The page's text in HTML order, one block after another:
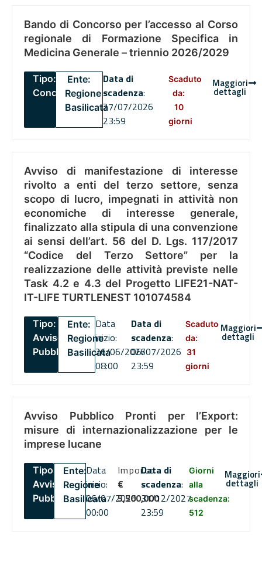
Bando di Concorso per l’accesso al Corso
regionale di Formazione Specifica in
Medicina Generale – triennio 2026/2029
Tipo:
Concorsi
Ente:
Regione
Basilicata
Data di
scadenza:
27/07/2026
23:59
Scaduto
da:
10
giorni
Maggiori
dettagli
Avviso di manifestazione di interesse
rivolto a enti del terzo settore, senza
scopo di lucro, impegnati in attività non
economiche di interesse generale,
finalizzato alla stipula di una convenzione
ai sensi dell’art. 56 del D. Lgs. 117/2017
“Codice del Terzo Settore” per la
realizzazione delle attività previste nelle
Task 4.2 e 4.3 del Progetto LIFE21-NAT-
IT-LIFE TURTLENEST 101074584
Tipo:
Avviso
Pubblico
Ente:
Regione
Basilicata
Data
inizio:
26/06/2026
08:00
Data di
scadenza:
06/07/2026
23:59
Scaduto
da:
31
giorni
Maggiori
dettagli
Avviso Pubblico Pronti per l’Export:
misure di internazionalizzazione per le
imprese lucane
Tipo:
Avviso
Pubblico
Ente:
Regione
Basilicata
Data
inizio:
06/07/2026
00:00
Importo
€
5,500,000
Data di
scadenza:
31/12/2027
23:59
Giorni
alla
scadenza:
512
Maggiori
dettagli